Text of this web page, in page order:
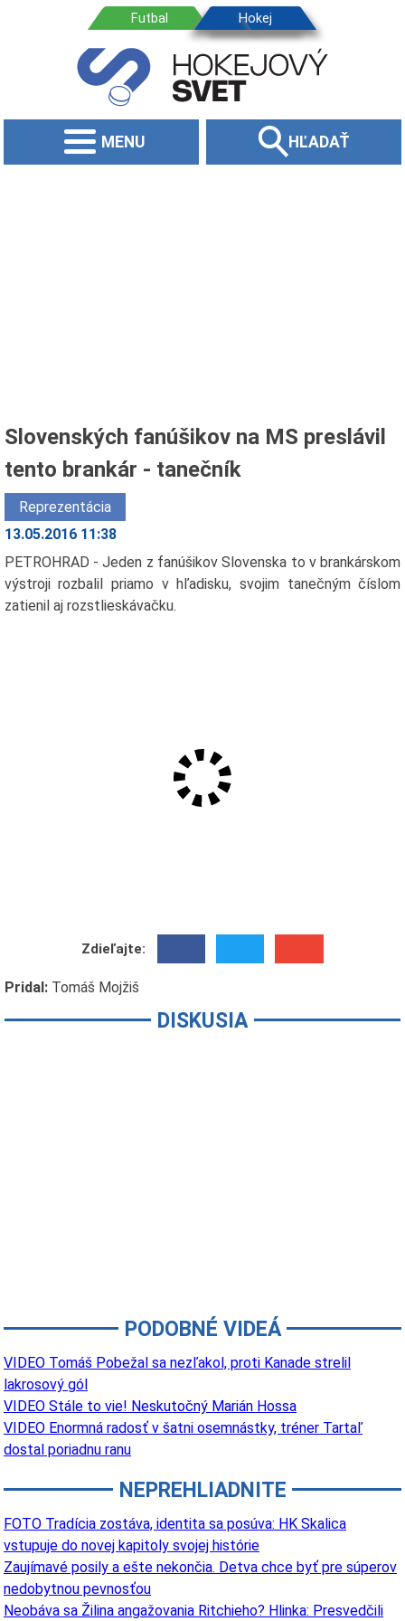
MENU HĽADAŤ
Slovenských fanúšikov na MS preslávil
tento brankár - tanečník
Reprezentácia
13.05.2016 11:38
PETROHRAD - Jeden z fanúšikov Slovenska to v brankárskom
výstroji rozbalil priamo v hľadisku, svojim tanečným číslom
zatienil aj rozstlieskávačku.
Zdieľajte:
Pridal: Tomáš Mojžiš
DISKUSIA
PODOBNÉ VIDEÁ
VIDEO Tomáš Pobežal sa nezľakol, proti Kanade strelil
lakrosový gól
VIDEO Stále to vie! Neskutočný Marián Hossa
VIDEO Enormná radosť v šatni osemnástky, tréner Tartaľ
dostal poriadnu ranu
NEPREHLIADNITE
FOTO Tradícia zostáva, identita sa posúva: HK Skalica
vstupuje do novej kapitoly svojej histórie
Zaujímavé posily a ešte nekončia. Detva chce byť pre súperov
nedobytnou pevnosťou
Neobáva sa Žilina angažovania Ritchieho? Hlinka: Presvedčili